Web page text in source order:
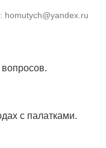
homutych@yandex.ru
с палатками.